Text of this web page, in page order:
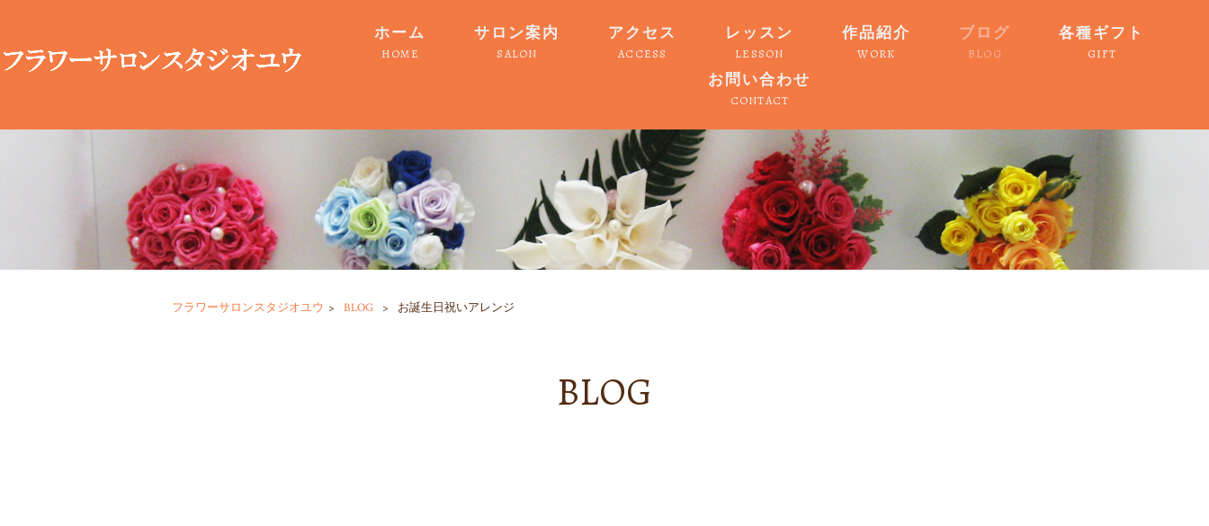
ホーム
HOME
サロン案内
SALON
アクセス
ACCESS
レッスン
LESSON
作品紹介
WORK
ブログ
BLOG
各種ギフト
GIFT
お問い合わせ
CONTACT
フラワーサロンスタジオユウ > BLOG > お誕生日祝いアレンジ
BLOG